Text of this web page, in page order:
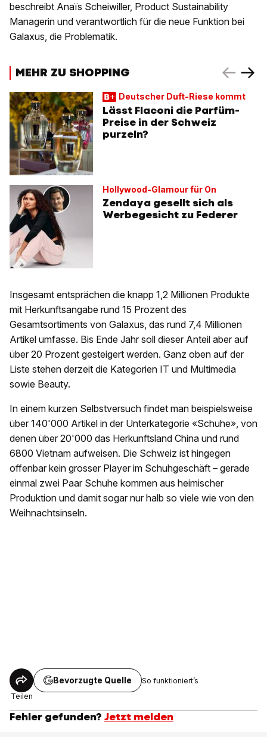
beschreibt Anaïs Scheiwiller, Product Sustainability
Managerin und verantwortlich für die neue Funktion bei
Galaxus, die Problematik.
MEHR ZU SHOPPING
Deutscher Duft-Riese kommt
Lässt Flaconi die Parfüm-
Preise in der Schweiz
purzeln?
Hollywood-Glamour für On
Zendaya gesellt sich als
Werbegesicht zu Federer
Insgesamt entsprächen die knapp 1,2 Millionen Produkte
mit Herkunftsangabe rund 15 Prozent des
Gesamtsortiments von Galaxus, das rund 7,4 Millionen
Artikel umfasse. Bis Ende Jahr soll dieser Anteil aber auf
über 20 Prozent gesteigert werden. Ganz oben auf der
Liste stehen derzeit die Kategorien IT und Multimedia
sowie Beauty.
In einem kurzen Selbstversuch findet man beispielsweise
über 140'000 Artikel in der Unterkategorie «Schuhe», von
denen über 20'000 das Herkunftsland China und rund
6800 Vietnam aufweisen. Die Schweiz ist hingegen
offenbar kein grosser Player im Schuhgeschäft – gerade
einmal zwei Paar Schuhe kommen aus heimischer
Produktion und damit sogar nur halb so viele wie von den
Weihnachtsinseln.
Teilen
Bevorzugte Quelle So funktioniert’s
Fehler gefunden? Jetzt melden